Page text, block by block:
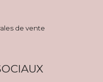
de vente